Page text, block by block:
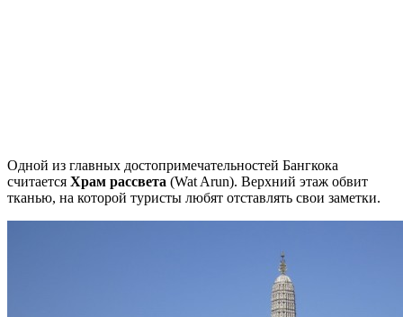
Одной из главных достопримечательностей Бангкока
считается Храм рассвета (Wat Arun). Верхний этаж обвит
тканью, на которой туристы любят отставлять свои заметки.